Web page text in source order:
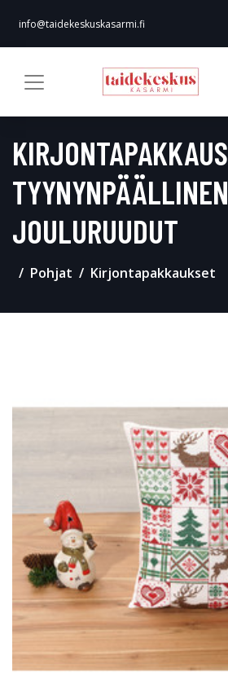
info@taidekeskuskasarmi.fi
KIRJONTAPAKKAUS
TYYNYNPÄÄLLINEN
JOULURUUDUT
Pohjat Kirjontapakkaukset